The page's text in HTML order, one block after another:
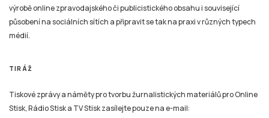
výrobě online zpravodajského či publicistického obsahu i související
působení na sociálních sítích a připravit se tak na praxi v různých typech
médií.
TIRÁŽ
Tiskové zprávy a náměty pro tvorbu žurnalistických materiálů pro Online
Stisk, Rádio Stisk a TV Stisk zasílejte pouze na e-mail: